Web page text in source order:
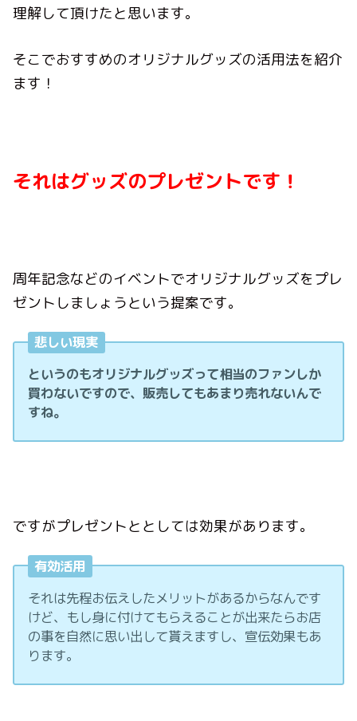
理解して頂けたと思います。
そこでおすすめのオリジナルグッズの活用法を紹介
ます！
それはグッズのプレゼントです！
周年記念などのイベントでオリジナルグッズをプレ
ゼントしましょうという提案です。
悲しい現実
というのもオリジナルグッズって相当のファンしか
買わないですので、販売してもあまり売れないんで
すね。
ですがプレゼントととしては効果があります。
有効活用
それは先程お伝えしたメリットがあるからなんです
けど、もし身に付けてもらえることが出来たらお店
の事を自然に思い出して貰えますし、宣伝効果もあ
ります。